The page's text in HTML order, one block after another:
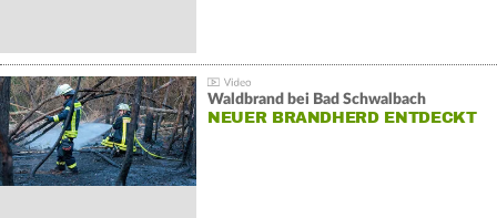
Waldbrand bei Bad Schwalbach
NEUER BRANDHERD ENTDECKT